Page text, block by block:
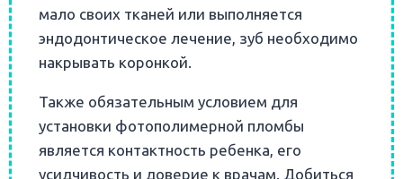
мало своих тканей или выполняется
эндодонтическое лечение, зуб необходимо
накрывать коронкой.
Также обязательным условием для
установки фотополимерной пломбы
является контактность ребенка, его
усидчивость и доверие к врачам. Добиться